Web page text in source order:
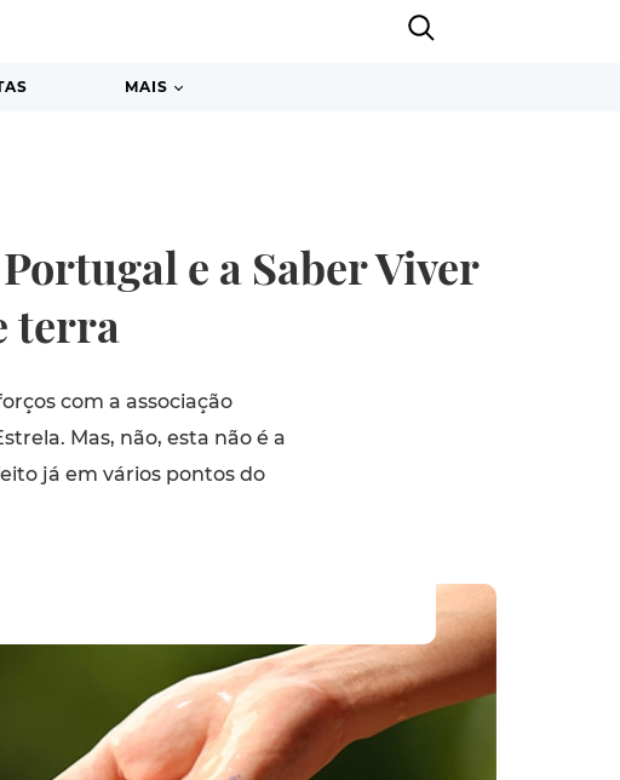
MAIS
e a Saber Viver
terra
com a associação
Mas, não, esta não é a
já em vários pontos do